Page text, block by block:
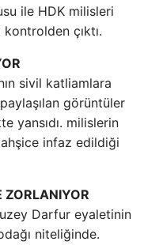
ile HDK milisleri
çıktı.
sivil katliamlara
görüntüler
yansıdı. milislerin
infaz edildiği
ZORLANIYOR
Darfur eyaletinin
niteliğinde.